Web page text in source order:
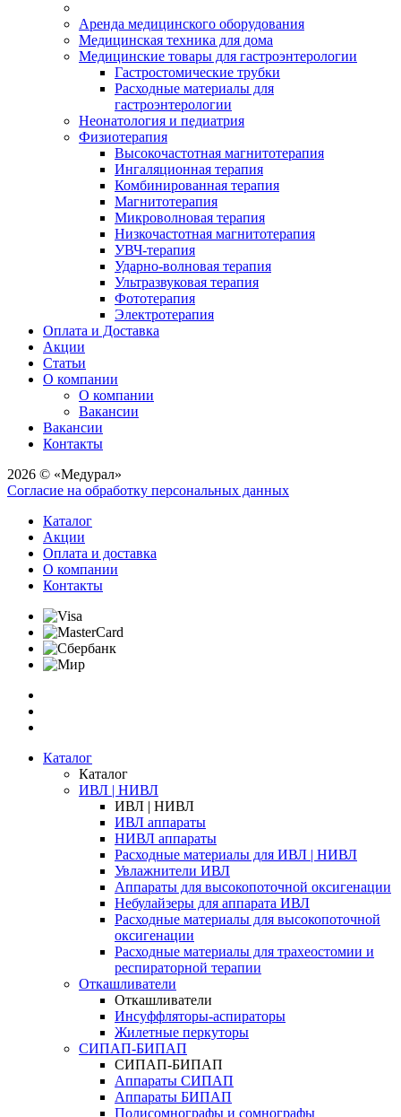
Аренда медицинского оборудования
Медицинская техника для дома
Медицинские товары для гастроэнтерологии
Гастростомические трубки
Расходные материалы для
гастроэнтерологии
Неонатология и педиатрия
Физиотерапия
Высокочастотная магнитотерапия
Ингаляционная терапия
Комбинированная терапия
Магнитотерапия
Микроволновая терапия
Низкочастотная магнитотерапия
УВЧ-терапия
Ударно-волновая терапия
Ультразвуковая терапия
Фототерапия
Электротерапия
Оплата и Доставка
Акции
Статьи
О компании
О компании
Вакансии
Вакансии
Контакты
2026 © «Медурал»
Согласие на обработку персональных данных
Каталог
Акции
Оплата и доставка
О компании
Контакты
Каталог
Каталог
ИВЛ | НИВЛ
ИВЛ | НИВЛ
ИВЛ аппараты
НИВЛ аппараты
Расходные материалы для ИВЛ | НИВЛ
Увлажнители ИВЛ
Аппараты для высокопоточной оксигенации
Небулайзеры для аппарата ИВЛ
Расходные материалы для высокопоточной
оксигенации
Расходные материалы для трахеостомии и
респираторной терапии
Откашливатели
Откашливатели
Инсуффляторы-аспираторы
Жилетные перкуторы
CИПАП-БИПАП
CИПАП-БИПАП
Аппараты СИПАП
Аппараты БИПАП
Полисомнографы и сомнографы